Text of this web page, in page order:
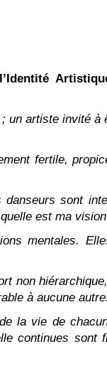
un artiste invité
fertile,
sont
est ma
mentales.
non
à aucune
la vie de
continues sont